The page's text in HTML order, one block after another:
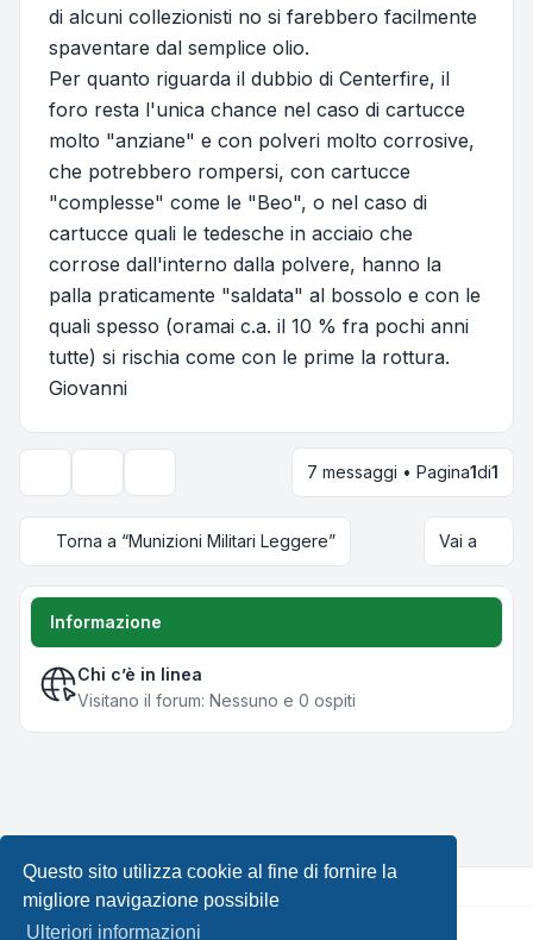
Questo sito utilizza cookie al fine di fornire la
migliore navigazione possibile
Ulteriori informazioni
di alcuni collezionisti no si farebbero facilmente
spaventare dal semplice olio.
Per quanto riguarda il dubbio di Centerfire, il
foro resta l'unica chance nel caso di cartucce
molto "anziane" e con polveri molto corrosive,
che potrebbero rompersi, con cartucce
"complesse" come le "Beo", o nel caso di
cartucce quali le tedesche in acciaio che
corrose dall'interno dalla polvere, hanno la
palla praticamente "saldata" al bossolo e con le
quali spesso (oramai c.a. il 10 % fra pochi anni
tutte) si rischia come con le prime la rottura.
Giovanni
Opzioni di visualizzazione e ordinamento
7 messaggi • Pagina1di1
Torna a “Munizioni Militari Leggere” Vai a
Informazione
Chi c’è in linea
Visitano il forum: Nessuno e 0 ospiti